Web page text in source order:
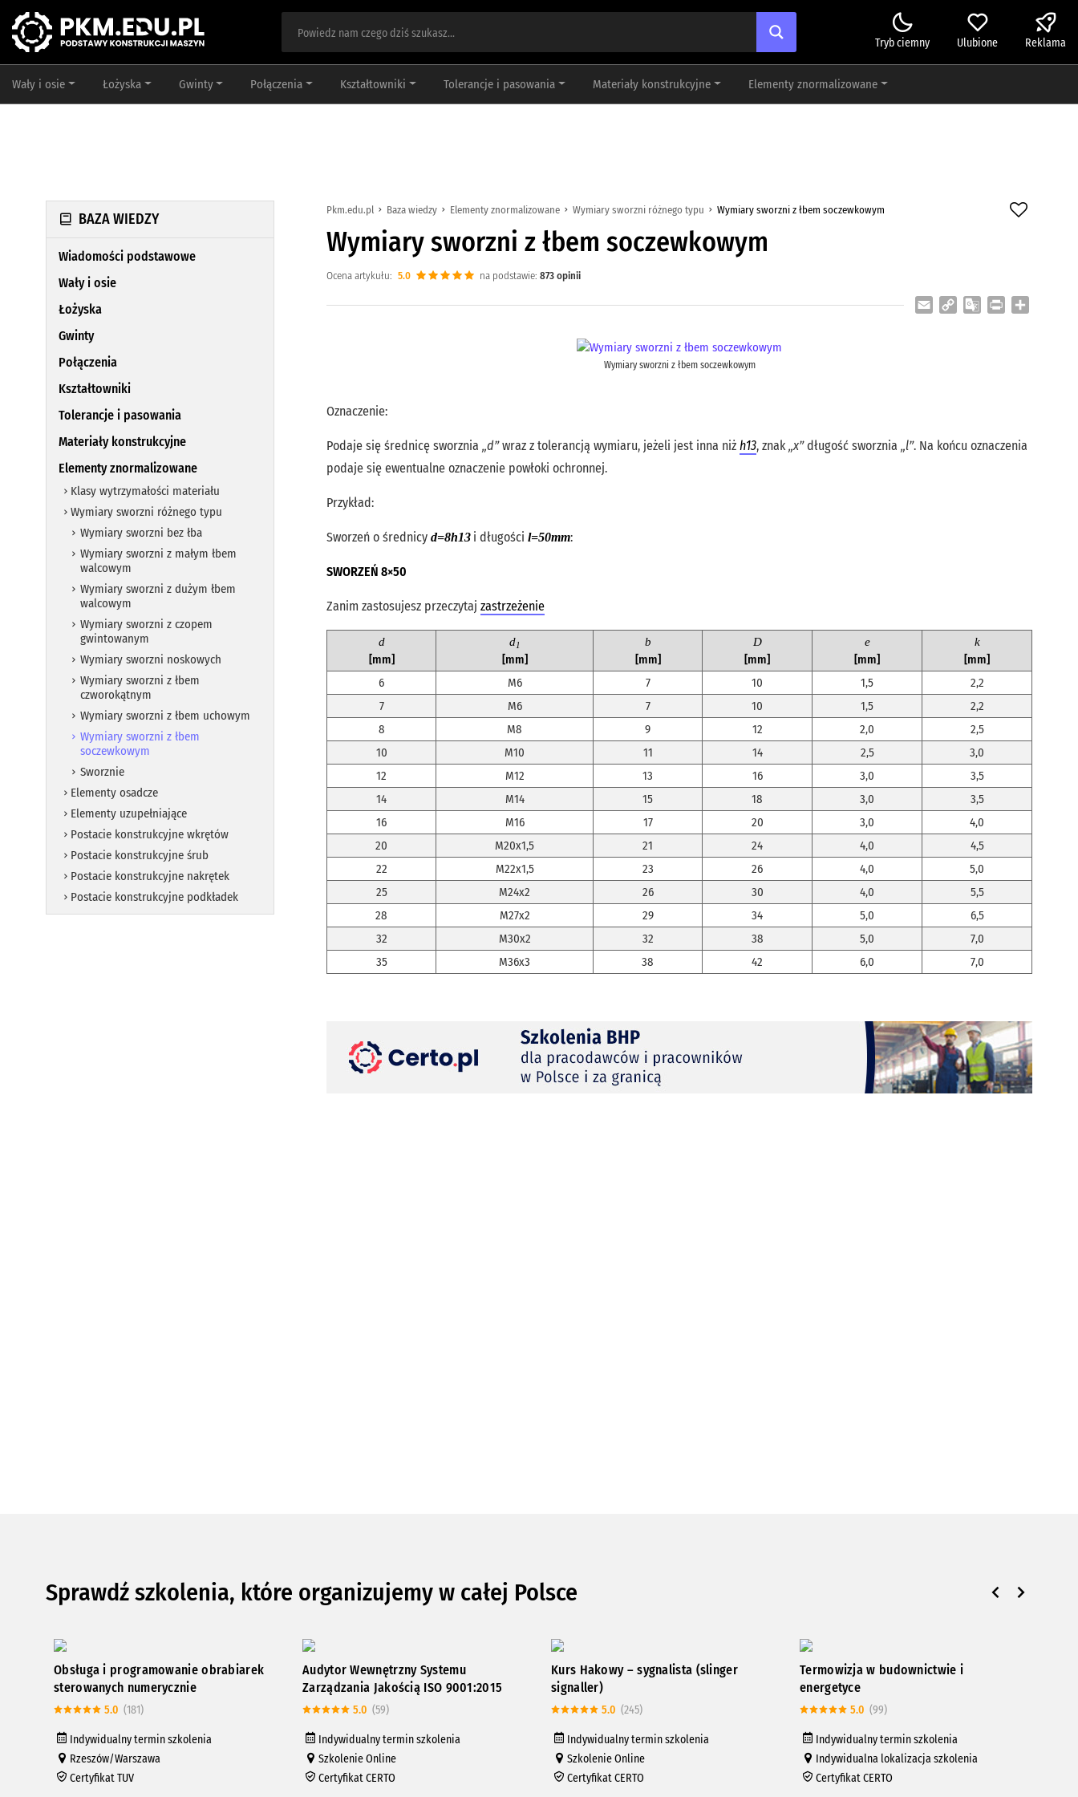
Tryb ciemny Ulubione Reklama
Wały i osie Łożyska Gwinty Połączenia Kształtowniki Tolerancje i pasowania Materiały konstrukcyjne Elementy znormalizowane
BAZA WIEDZY
Wiadomości podstawowe
Wały i osie
Łożyska
Gwinty
Połączenia
Kształtowniki
Tolerancje i pasowania
Materiały konstrukcyjne
Elementy znormalizowane
Klasy wytrzymałości materiału
Wymiary sworzni różnego typu
Wymiary sworzni bez łba
Wymiary sworzni z małym łbem
walcowym
Wymiary sworzni z dużym łbem
walcowym
Wymiary sworzni z czopem
gwintowanym
Wymiary sworzni noskowych
Wymiary sworzni z łbem
czworokątnym
Wymiary sworzni z łbem uchowym
Wymiary sworzni z łbem
soczewkowym
Sworznie
Elementy osadcze
Elementy uzupełniające
Postacie konstrukcyjne wkrętów
Postacie konstrukcyjne śrub
Postacie konstrukcyjne nakrętek
Postacie konstrukcyjne podkładek
Pkm.edu.pl Baza wiedzy Elementy znormalizowane Wymiary sworzni różnego typu Wymiary sworzni z łbem soczewkowym
Wymiary sworzni z łbem soczewkowym
Ocena artykułu: 5.0 na podstawie: 873 opinii
Email
Copy
GooglePrint
Wymiary sworzni z łbem soczewkowym
Oznaczenie:
Podaje się średnicę sworznia „d”wraz z tolerancją wymiaru, jeżeli jest inna niż h13, znak„x”długość sworznia „l”. Na końcu oznaczenia
podaje się ewentualne oznaczenie powłoki ochronnej.
Przykład:
Sworzeń o średnicy d=8h13 i długości l=50mm:
SWORZEŃ 8×50
Zanim zastosujesz przeczytaj zastrzeżenie
d
[mm]
d1
[mm]
b
[mm]
D
[mm]
e
[mm]
k
[mm]
6
M6 7 10 1,5
2,2
7
M6 7 10 1,5
2,2
8
M8 9 12 2,0
2,5
10
M10 11 14 2,5
3,0
12
M12 13 16 3,0
3,5
14
M14 15 18 3,0
3,5
16
M16 17 20 3,0
4,0
20
M20x1,5 21 24 4,0
4,5
22
M22x1,5 23 26 4,0
5,0
25
M24x2 26 30 4,0
5,5
28
M27x2 29 34 5,0
6,5
32
M30x2 32 38 5,0
7,0
35
M36x3 38 42 6,0 7,0
Sprawdź szkolenia, które organizujemy w całej Polsce
Obsługa i programowanie obrabiarek
sterowanych numerycznie
5.0 (181)
Indywidualny termin szkolenia
Rzeszów/Warszawa
Certyfikat TUV
Audytor Wewnętrzny Systemu
Zarządzania Jakością ISO 9001:2015
5.0 (59)
Indywidualny termin szkolenia
Szkolenie Online
Certyfikat CERTO
Kurs Hakowy – sygnalista (slinger
signaller)
5.0 (245)
Indywidualny termin szkolenia
Szkolenie Online
Certyfikat CERTO
Termowizja w budownictwie i
energetyce
5.0 (99)
Indywidualny termin szkolenia
Indywidualna lokalizacja szkolenia
Certyfikat CERTO